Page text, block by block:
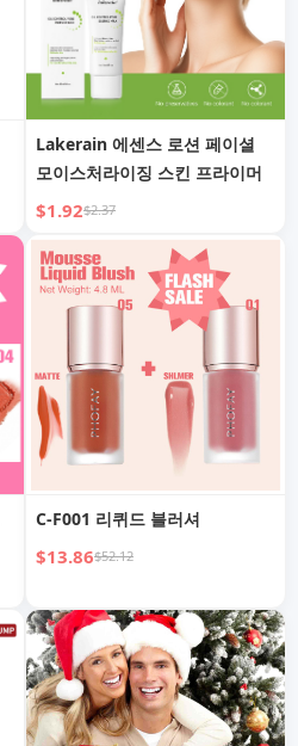
Lakerain 에센스 로션 페이셜
모이스처라이징 스킨 프라이머
$1.92$2.37
C-F001 리퀴드 블러셔
$13.86$52.12